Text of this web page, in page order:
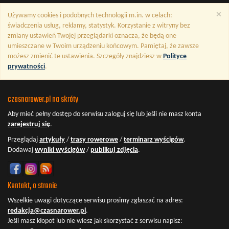
Nd
Zwoleń / Maratony MTB
19wrz
So
Legia MTB Maraton
Kozienice / Maratony MTB
×
Używamy cookies i podobnych technologii m.in. w celach:
świadczenia usług, reklamy, statystyk. Korzystanie z witryny bez
zmiany ustawień Twojej przeglądarki oznacza, że będą one
umieszczane w Twoim urządzeniu końcowym. Pamiętaj, że zawsze
możesz zmienić te ustawienia. Szczegóły znajdziesz w Polityce
prywatności.
czasnarower.pl na skróty
Aby mieć pełny dostęp do serwisu zaloguj się lub jeśli nie masz konta
zarejestruj się.
Przeglądaj artykuły / trasy rowerowe / terminarz wyścigów.
Dodawaj wyniki wyścigów/ publikuj zdjęcia.
Kontakt, o stronie
Wszelkie uwagi dotyczące serwisu prosimy zgłaszać na adres:
redakcja@czasnarower.pl.
Jeśli masz kłopot lub nie wiesz jak skorzystać z serwisu napisz: